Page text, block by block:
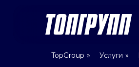
TopGroup » Услуги »